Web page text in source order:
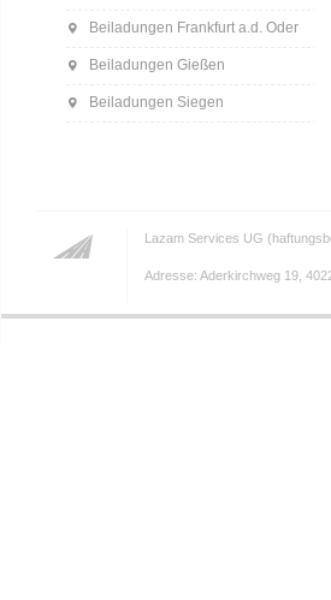
Beiladungen Frankfurt a.d. Oder
Beiladungen Gießen
Beiladungen Siegen
Lazam Services UG
Adresse: Aderkirchweg 19,